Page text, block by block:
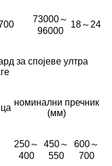
73000～
96000
18～24
за спојеве ултра
номинални пречник
(мм)
250～
400
450～
550
600～
700